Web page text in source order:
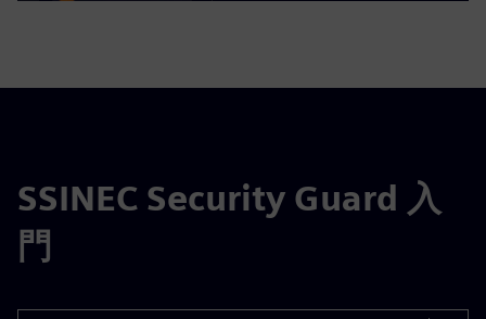
SSINEC Security Guard 入
門